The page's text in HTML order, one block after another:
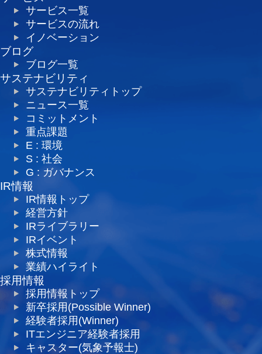
サービス一覧
サービスの流れ
イノベーション
ブログ
ブログ一覧
サステナビリティ
サステナビリティトップ
ニュース一覧
コミットメント
重点課題
E : 環境
S : 社会
G : ガバナンス
IR情報
IR情報トップ
経営方針
IRライブラリー
IRイベント
株式情報
業績ハイライト
採用情報
採用情報トップ
新卒採用(Possible Winner)
経験者採用(Winner)
ITエンジニア経験者採用
キャスター(気象予報士)